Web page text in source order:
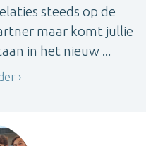
steeds op de
maar komt jullie
in het nieuw ...